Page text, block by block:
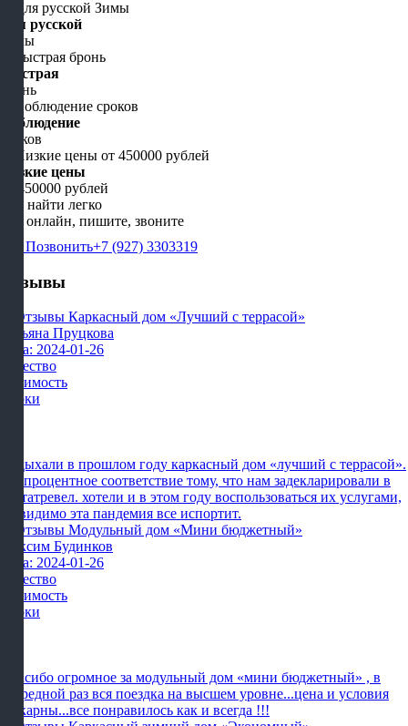
Для русской
Зимы
Быстрая
бронь
Соблюдение
сроков
Низкие цены
от 450000 рублей
Нас найти легко
Мы онлайн, пишите, звоните
Позвонить+7 (927) 3303319
Отзывы
Татьяна Пруцкова
Дата: 2024-01-26
Качество
Стоимость
Сроки
Отдыхали в прошлом году каркасный дом «лучший с террасой».
сто процентное соответствие тому, что нам задекларировали в
картатревел. хотели и в этом году воспользоваться их услугами,
но видимо эта пандемия все испортит.
Максим Будинков
Дата: 2024-01-26
Качество
Стоимость
Сроки
Спасибо огромное за модульный дом «мини бюджетный» , в
очередной раз вся поездка на высшем уровне...цена и условия
шикарны...все понравилось как и всегда !!!